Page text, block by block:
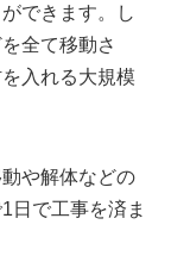
できます。し
全て移動さ
入れる大規模
や解体などの
日で工事を済ま